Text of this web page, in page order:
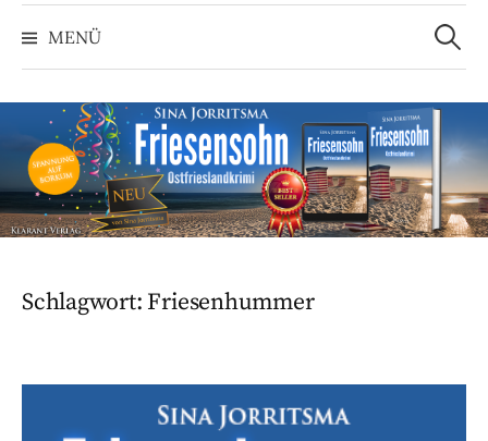
MENÜ
Suchen
nach:
Schlagwort: Friesenhummer